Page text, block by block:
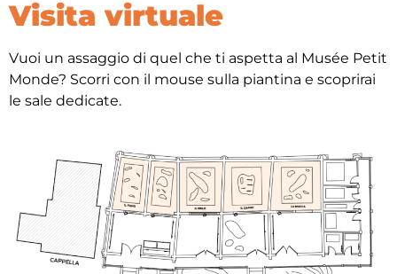
Visita virtuale
Vuoi un assaggio di quel che ti aspetta al Musée Petit
Monde? Scorri con il mouse sulla piantina e scoprirai
le sale dedicate.